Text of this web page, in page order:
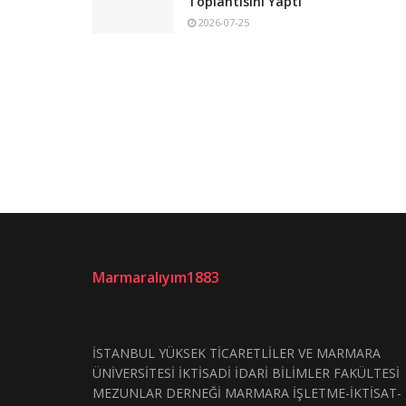
2026-07-25
Marmaralıyım1883
İSTANBUL YÜKSEK TİCARETLİLER VE MARMARA
ÜNİVERSİTESİ İKTİSADİ İDARİ BİLİMLER FAKÜLTESİ
MEZUNLAR DERNEĞİ MARMARA İŞLETME-İKTİSAT-